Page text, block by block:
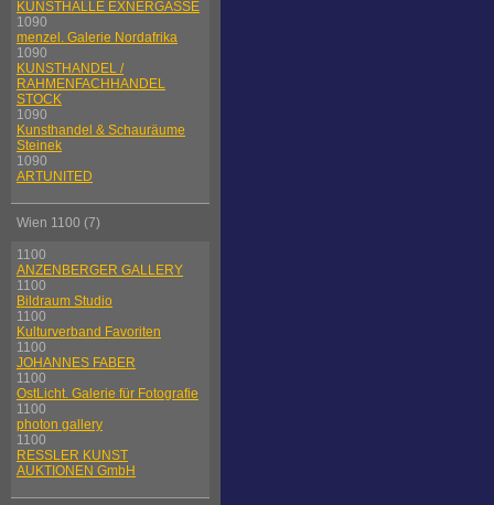
KUNSTHALLE EXNERGASSE
1090
menzel. Galerie Nordafrika
1090
KUNSTHANDEL /
RAHMENFACHHANDEL
STOCK
1090
Kunsthandel & Schauräume
Steinek
1090
ARTUNITED
Wien 1100 (7)
1100
ANZENBERGER GALLERY
1100
Bildraum Studio
1100
Kulturverband Favoriten
1100
JOHANNES FABER
1100
OstLicht. Galerie für Fotografie
1100
photon gallery
1100
RESSLER KUNST
AUKTIONEN GmbH